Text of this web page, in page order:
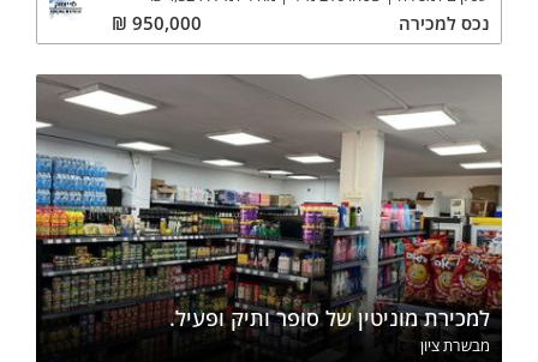
נכס למכירה 950,000
₪
למכירת מוניטין של סופר ותיק ופעיל.
מבשרת ציון